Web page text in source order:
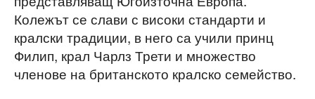
Колежът се слави с високи стандарти и
кралски традиции, в него са учили принц
Филип, крал Чарлз Трети и множество
членове на британското кралско семейство.